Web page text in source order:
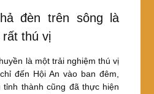
đèn trên sông là
thú vị
là một trải nghiệm thú vị
đến Hội An vào ban đêm,
tỉnh thành cũng đã thực hiện